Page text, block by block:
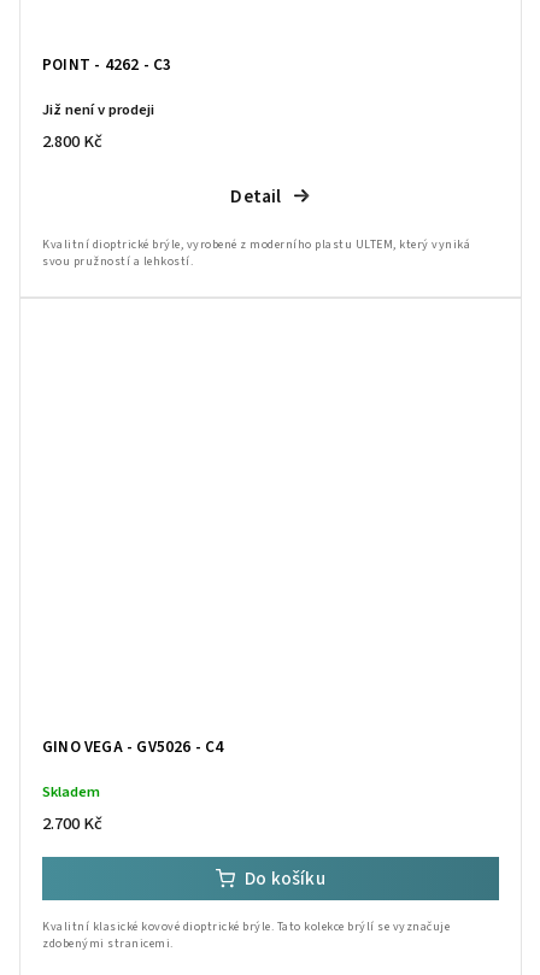
POINT - 4262 - C3
Již není v prodeji
2.800 Kč
Detail
Kvalitní dioptrické brýle, vyrobené z moderního plastu ULTEM, který vyniká
GINO VEGA - GV5026 - C4
Skladem
2.700 Kč
Do košíku
Kvalitní klasické kovové dioptrické brýle. Tato kolekce brýlí se vyznačuje